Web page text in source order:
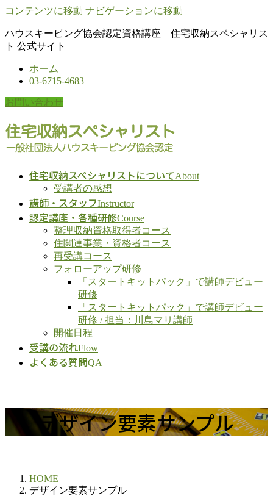
コンテンツに移動 ナビゲーションに移動
ハウスキーピング協会認定資格講座 住宅収納スペシャリス
ト 公式サイト
ホーム
03-6715-4683
お問い合わせ
住宅収納スペシャリストについてAbout
受講者の感想
講師・スタッフInstructor
認定講座・各種研修Course
整理収納資格取得者コース
住関連事業・資格者コース
再受講コース
フォローアップ研修
「スタートキットパック」で講師デビュー
研修
「スタートキットパック」で講師デビュー
研修 / 担当：川島マリ講師
開催日程
受講の流れFlow
よくある質問QA
デザイン要素サンプル
HOME
デザイン要素サンプル